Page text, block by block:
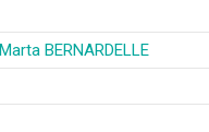
Marta BERNARDELLE